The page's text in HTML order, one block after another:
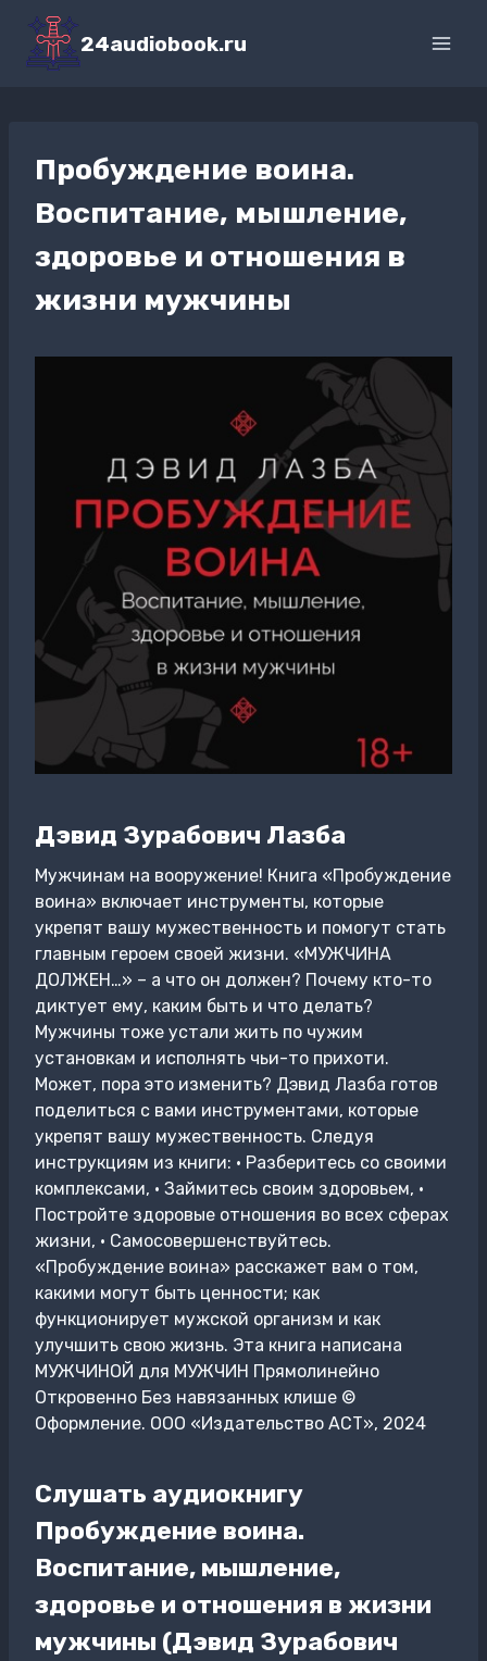
Перейти
содержимому
24audiobook.ru
Пробуждение воина.
Воспитание, мышление,
здоровье и отношения в
жизни мужчины
Дэвид Зурабович Лазба
Мужчинам на вооружение! Книга «Пробуждение
воина» включает инструменты, которые
укрепят вашу мужественность и помогут стать
главным героем своей жизни. «МУЖЧИНА
ДОЛЖЕН…» – а что он должен? Почему кто-то
диктует ему, каким быть и что делать?
Мужчины тоже устали жить по чужим
установкам и исполнять чьи-то прихоти.
Может, пора это изменить? Дэвид Лазба готов
поделиться с вами инструментами, которые
укрепят вашу мужественность. Следуя
инструкциям из книги: • Разберитесь со своими
комплексами, • Займитесь своим здоровьем, •
Постройте здоровые отношения во всех сферах
жизни, • Самосовершенствуйтесь.
«Пробуждение воина» расскажет вам о том,
какими могут быть ценности; как
функционирует мужской организм и как
улучшить свою жизнь. Эта книга написана
МУЖЧИНОЙ для МУЖЧИН Прямолинейно
Откровенно Без навязанных клише ©
Оформление. ООО «Издательство АСТ», 2024
Слушать аудиокнигу
Пробуждение воина.
Воспитание, мышление,
здоровье и отношения в жизни
мужчины (Дэвид Зурабович